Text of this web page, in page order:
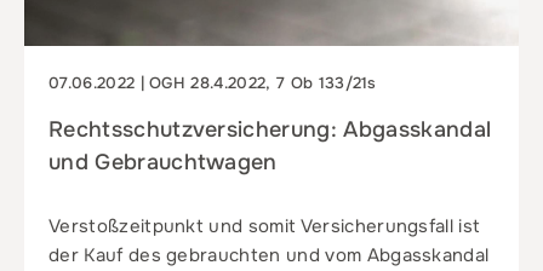
07.06.2022 | OGH 28.4.2022, 7 Ob 133/21s
Rechtsschutzversicherung: Abgasskandal
und Gebrauchtwagen
Verstoßzeitpunkt und somit Versicherungsfall ist
der Kauf des gebrauchten und vom Abgasskandal